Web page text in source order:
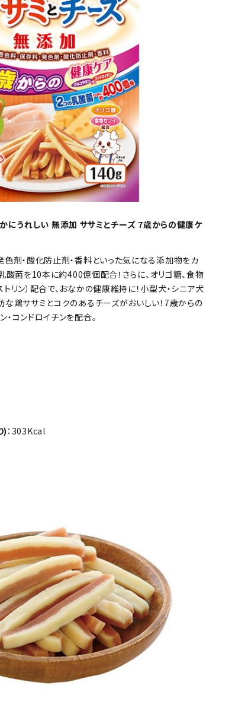
にうれしい 無添加 ササミとチーズ 7歳からの健康ケ
色剤・酸化防止剤・香料といった気になる添加物をカ
酸菌を10本に約400億個配合！さらに、オリゴ糖、食物
リン）配合で、おなかの健康維持に！小型犬・シニア犬
な鶏ササミとコクのあるチーズがおいしい！7歳からの
コンドロイチンを配合。
) ：303Kcal